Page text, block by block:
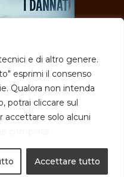
e di altro genere.
esprimi il consenso
Qualora non intenda
potrai cliccare sul
accettare solo alcuni
Accettare tutto